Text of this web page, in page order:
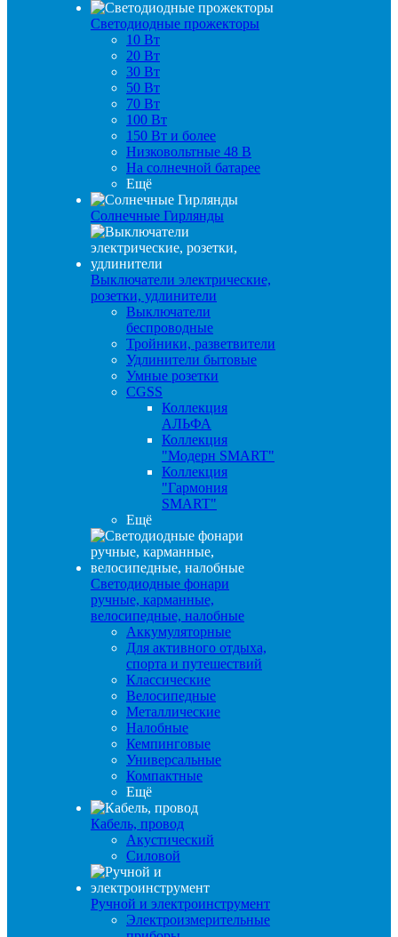
Светодиодные прожекторы
10 Вт
20 Вт
30 Вт
50 Вт
70 Вт
100 Вт
150 Вт и более
Низковольтные 48 В
На солнечной батарее
Ещё
Солнечные Гирлянды
Выключатели электрические,
розетки, удлинители
Выключатели
беспроводные
Тройники, разветвители
Удлинители бытовые
Умные розетки
CGSS
Коллекция
АЛЬФА
Коллекция
"Модерн SMART"
Коллекция
"Гармония
SMART"
Ещё
Светодиодные фонари
ручные, карманные,
велосипедные, налобные
Аккумуляторные
Для активного отдыха,
спорта и путешествий
Классические
Велосипедные
Металлические
Налобные
Кемпинговые
Универсальные
Компактные
Ещё
Кабель, провод
Акустический
Силовой
Ручной и электроинструмент
Электроизмерительные